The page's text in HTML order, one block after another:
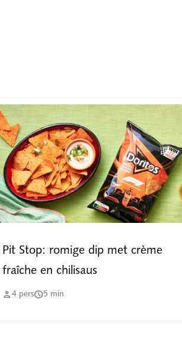
Pit Stop: romige dip met crème
fraîche en chilisaus
4 pers5 min